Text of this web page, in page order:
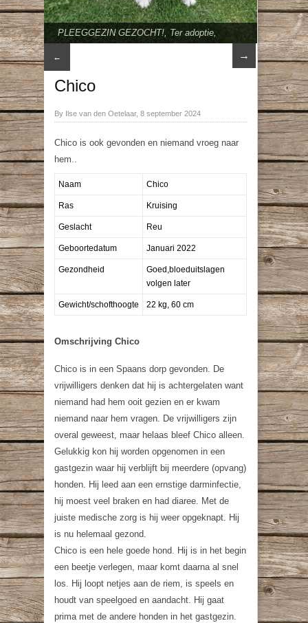
PLEEGGEZIN GEZOCHT!, Ter adoptie,
← →
Chico
By Ilse van den Oetelaar, 8 september 2024
Chico is ook gevonden en niemand vroeg naar
hem..
Naam Chico
Ras Kruising
Geslacht Reu
Geboortedatum Januari 2022
Gezondheid
Goed,bloeduitslagen
volgen later
Gewicht/schofthoogte 22 kg, 60 cm
Omschrijving Chico
Chico is in een Spaans dorp gevonden. De
vrijwilligers denken dat hij is achtergelaten want
niemand had hem ooit gezien en er kwam
niemand naar hem vragen. De vrijwilligers zijn
overal geweest, maar helaas bleef Chico alleen.
Gelukkig kon hij worden opgenomen in een
gastgezin waar hij verblijft bij meerdere (opvang)
honden. Hij leed aan een ernstige darminfectie,
hij moest veel braken en had diaree. Met de
juiste medische zorg is hij weer opgeknapt. Hij
is nu helemaal gezond.
Chico is een hele goede hond. Hij is in het begin
een beetje verlegen, maar komt daarna al snel
los. Hij loopt netjes aan de riem, is speels en
houdt van speelgoed en aandacht. Hij gaat
prima met de andere honden in het gastgezin.